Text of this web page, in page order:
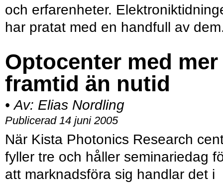
och erfarenheter.
har pratat med en handfull av
Optocenter med mer
framtid än nutid
• Av: Elias Nordling
Publicerad 14 juni 2005
När Kista Photonics Research
fyller tre och håller seminariedag
att marknadsföra sig handlar det i